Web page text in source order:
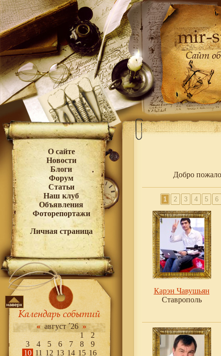
О сайте
Новости
Блоги
Форум
Статьи
Наш клуб
Объявления
Фоторепортажи
Личная страница
«август ´26 »
1
2
3
4 5 6 7 8
9
10 11 12 13 14 15 16
Добро
1 2 3 4 5 6
Карэн Чавушьян
Ставрополь